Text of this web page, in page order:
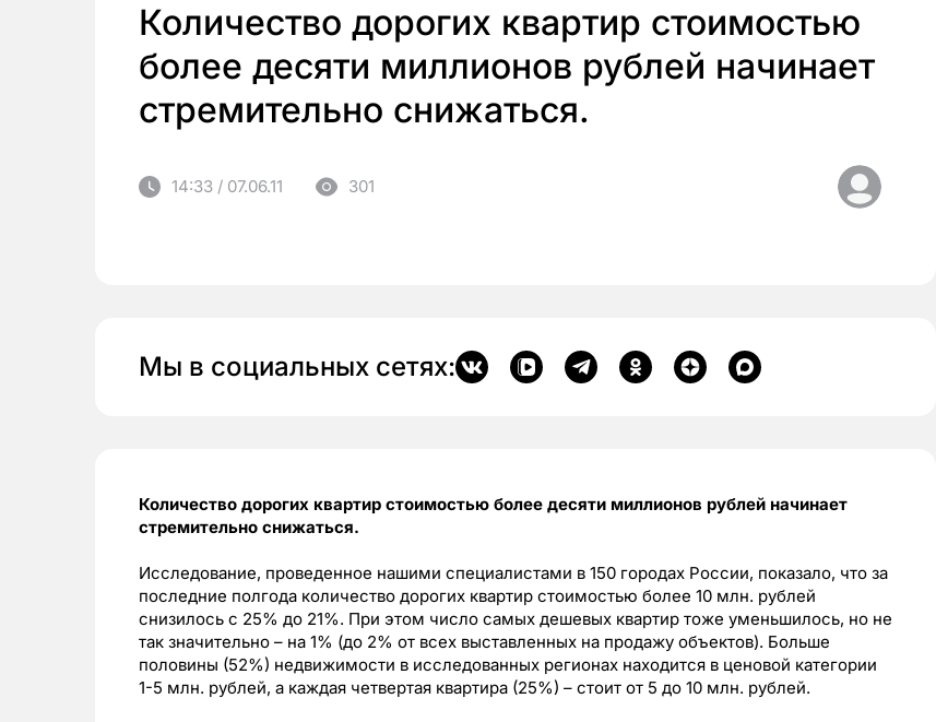
Количество дорогих квартир стоимостью
более десяти миллионов рублей начинает
стремительно снижаться.
14:33 / 07.06.11 301
Мы в социальных сетях:
Количество дорогих квартир стоимостью более десяти миллионов рублей начинает
стремительно снижаться.
Исследование, проведенное нашими специалистами в 150 городах России, показало, что за
последние полгода количество дорогих квартир стоимостью более 10 млн. рублей
снизилось с 25% до 21%. При этом число самых дешевых квартир тоже уменьшилось, но не
так значительно – на 1% (до 2% от всех выставленных на продажу объектов). Больше
половины (52%) недвижимости в исследованных регионах находится в ценовой категории
1-5 млн. рублей, а каждая четвертая квартира (25%) – стоит от 5 до 10 млн. рублей.